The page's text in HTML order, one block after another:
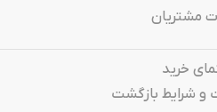
مشتریان
خرید
و شرایط بازگشت